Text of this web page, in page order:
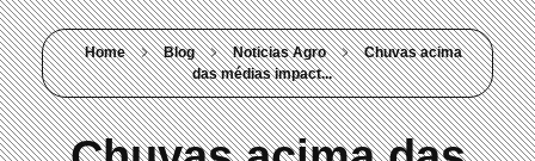
Home Blog Noticias Agro
Chuvas acima
das médias impact...